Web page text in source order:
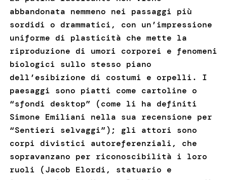
abbandonata nemmeno nei passaggi più
sordidi o drammatici, con un’impressione
uniforme di plasticità che mette la
riproduzione di umori corporei e fenomeni
biologici sullo stesso piano
dell’esibizione di costumi e orpelli. I
paesaggi sono piatti come cartoline o
“sfondi desktop” (come li ha definiti
Simone Emiliani nella sua recensione per
“Sentieri selvaggi”); gli attori sono
corpi divistici autoreferenziali, che
sopravanzano per riconoscibilità i loro
ruoli (Jacob Elordi, statuario e